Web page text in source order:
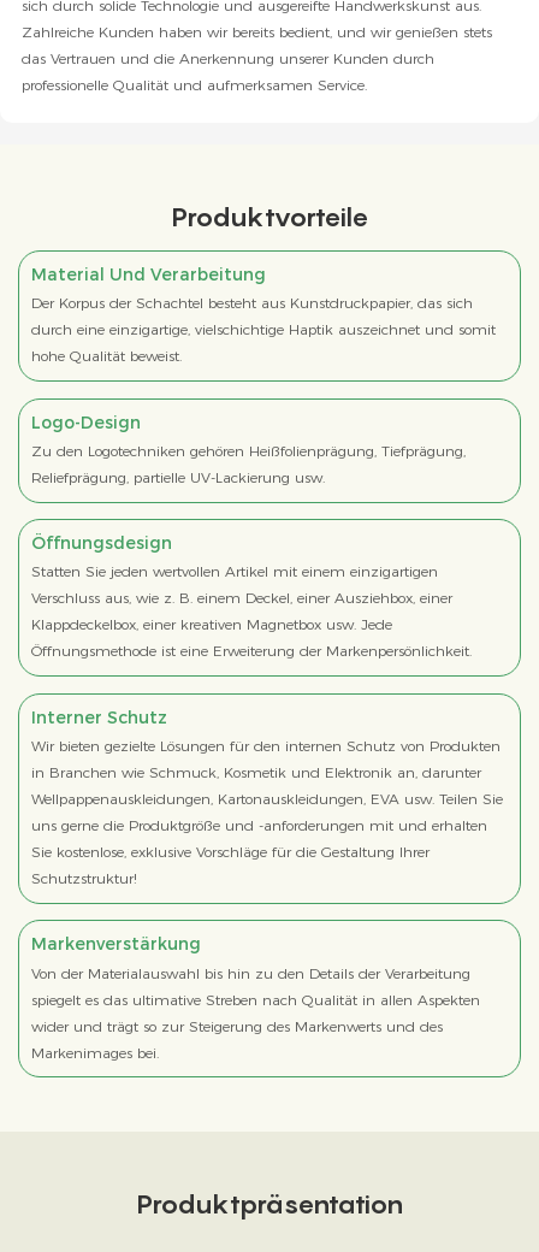
sich durch solide Technologie und ausgereifte Handwerkskunst aus.
Zahlreiche Kunden haben wir bereits bedient, und wir genießen stets
das Vertrauen und die Anerkennung unserer Kunden durch
professionelle Qualität und aufmerksamen Service.
Produktvorteile
Material Und Verarbeitung
Der Korpus der Schachtel besteht aus Kunstdruckpapier, das sich
durch eine einzigartige, vielschichtige Haptik auszeichnet und somit
hohe Qualität beweist.
Logo-Design
Zu den Logotechniken gehören Heißfolienprägung, Tiefprägung,
Reliefprägung, partielle UV-Lackierung usw.
Öffnungsdesign
Statten Sie jeden wertvollen Artikel mit einem einzigartigen
Verschluss aus, wie z. B. einem Deckel, einer Ausziehbox, einer
Klappdeckelbox, einer kreativen Magnetbox usw. Jede
Öffnungsmethode ist eine Erweiterung der Markenpersönlichkeit.
Interner Schutz
Wir bieten gezielte Lösungen für den internen Schutz von Produkten
in Branchen wie Schmuck, Kosmetik und Elektronik an, darunter
Wellpappenauskleidungen, Kartonauskleidungen, EVA usw. Teilen Sie
uns gerne die Produktgröße und -anforderungen mit und erhalten
Sie kostenlose, exklusive Vorschläge für die Gestaltung Ihrer
Schutzstruktur!
Markenverstärkung
Von der Materialauswahl bis hin zu den Details der Verarbeitung
spiegelt es das ultimative Streben nach Qualität in allen Aspekten
wider und trägt so zur Steigerung des Markenwerts und des
Markenimages bei.
Produktpräsentation